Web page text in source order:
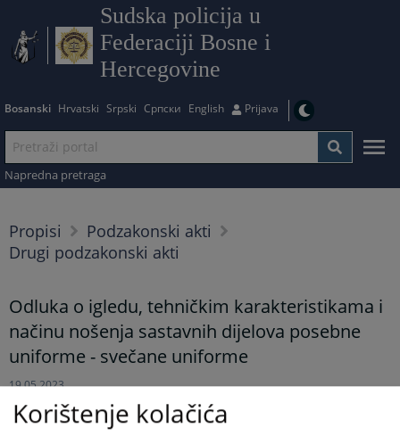
Sudska policija u
Federaciji Bosne i
Hercegovine
Bosanski Hrvatski Srpski Српски English Prijava
Napredna pretraga
Propisi
Podzakonski akti
Drugi podzakonski akti
Odluka o igledu, tehničkim karakteristikama i
načinu nošenja sastavnih dijelova posebne
uniforme - svečane uniforme
19.05.2023.
Prikazana vijest je na: Bosanski jezik
Korištenje kolačića